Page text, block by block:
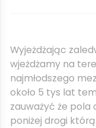
Wyjeżdżając
wjeżdżamy na
najmłodszego
około 5 tys lat
zauważyć że pola
poniżej drogi